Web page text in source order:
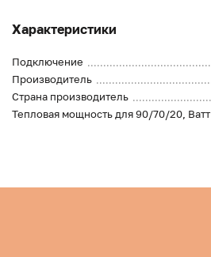
Характеристики
Подключение
Производитель
Страна производитель
Тепловая мощность для 90/70/20, Ватт